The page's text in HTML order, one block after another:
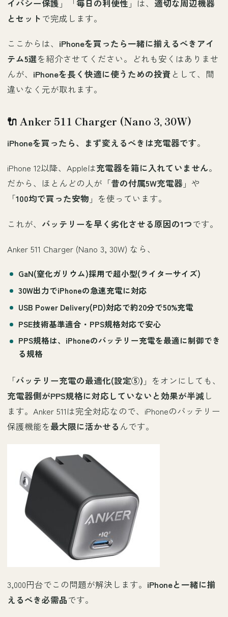
イバシー保護 」「 毎日の利便性 」は、 適切な周辺機器
とセット で完成します。
ここからは、 iPhoneを買ったら一緒に揃えるべきアイ
テム5選を紹介させてください。どれも安くはありませ
んが、 iPhoneを長く快適に使うための投資 として、間
違いなく元が取れます。
🔌 Anker 511 Charger (Nano 3, 30W)
iPhoneを買ったら、まず変えるべきは充電器です。
iPhone 12以降、Appleは充電器を箱に入れていません。
だから、ほとんどの人が「昔の付属5W充電器 」や
「100均で買った安物 」を使っています。
これが、 バッテリーを早く劣化させる原因の1つです。
Anker 511 Charger (Nano 3, 30W) なら、
GaN(窒化ガリウム)採用で超小型(ライターサイズ)
30W出力でiPhoneの急速充電に対応
USB Power Delivery(PD)対応で約20分で50%充電
PSE技術基準適合・PPS規格対応で安心
PPS規格は、iPhoneのバッテリー充電を最適に制御でき
る規格
「バッテリー充電の最適化(設定⑤) 」をオンにしても、
充電器側がPPS規格に対応していないと効果が半減 し
ます。Anker 511は完全対応なので、iPhoneのバッテリー
保護機能を最大限に活かせる んです。
3,000円台でこの問題が解決します。 iPhoneと一緒に揃
えるべき必需品です。